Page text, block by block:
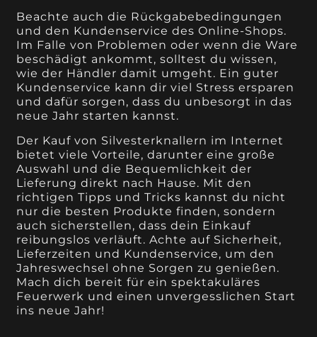
Beachte auch die Rückgabebedingungen
und den Kundenservice des Online-Shops.
Im Falle von Problemen oder wenn die Ware
beschädigt ankommt, solltest du wissen,
wie der Händler damit umgeht. Ein guter
Kundenservice kann dir viel Stress ersparen
und dafür sorgen, dass du unbesorgt in das
neue Jahr starten kannst.
Der Kauf von Silvesterknallern im Internet
bietet viele Vorteile, darunter eine große
Auswahl und die Bequemlichkeit der
Lieferung direkt nach Hause. Mit den
richtigen Tipps und Tricks kannst du nicht
nur die besten Produkte finden, sondern
auch sicherstellen, dass dein Einkauf
reibungslos verläuft. Achte auf Sicherheit,
Lieferzeiten und Kundenservice, um den
Jahreswechsel ohne Sorgen zu genießen.
Mach dich bereit für ein spektakuläres
Feuerwerk und einen unvergesslichen Start
ins neue Jahr!